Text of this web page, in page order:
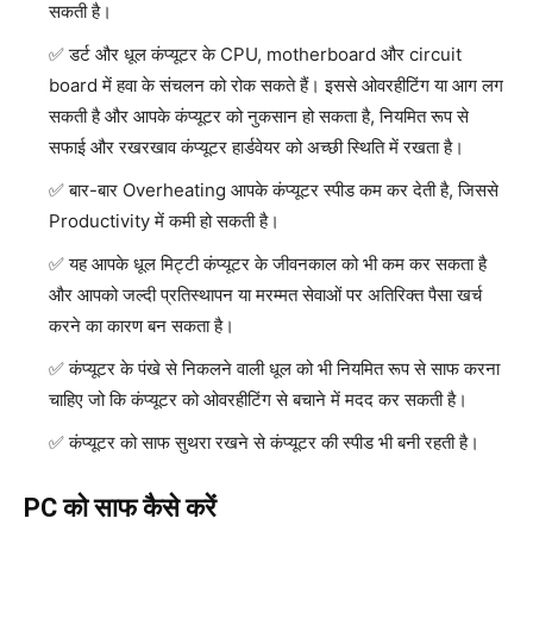
सकती है।
डर्ट और धूल कंप्यूटर के CPU, motherboard और circuit
board में हवा के संचलन को रोक सकते हैं। इससे ओवरहीटिंग या आग लग
सकती है और आपके कंप्यूटर को नुकसान हो सकता है, नियमित रूप से
सफाई और रखरखाव कंप्यूटर हार्डवेयर को अच्छी स्थिति में रखता है।
बार-बार Overheating आपके कंप्यूटर स्पीड कम कर देती है, जिससे
Productivity में कमी हो सकती है।
यह आपके धूल मिट्टी कंप्यूटर के जीवनकाल को भी कम कर सकता है
और आपको जल्दी प्रतिस्थापन या मरम्मत सेवाओं पर अतिरिक्त पैसा खर्च
करने का कारण बन सकता है।
कंप्यूटर के पंखे से निकलने वाली धूल को भी नियमित रूप से साफ करना
चाहिए जो कि कंप्यूटर को ओवरहीटिंग से बचाने में मदद कर सकती है।
कंप्यूटर को साफ सुथरा रखने से कंप्यूटर की स्पीड भी बनी रहती है।
PC को साफ कैसे करें